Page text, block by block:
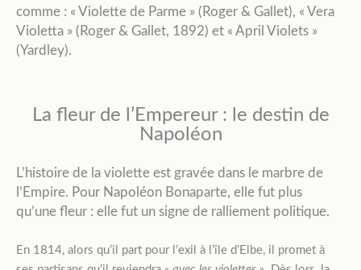
comme : « Violette de Parme » (Roger & Gallet), « Vera
Violetta » (Roger & Gallet, 1892) et « April Violets »
(Yardley).
La fleur de l’Empereur : le destin de
Napoléon
L’histoire de la violette est gravée dans le marbre de
l’Empire. Pour Napoléon Bonaparte, elle fut plus
qu’une fleur : elle fut un signe de ralliement politique.
En 1814, alors qu’il part pour l’exil à l’île d’Elbe, il promet à